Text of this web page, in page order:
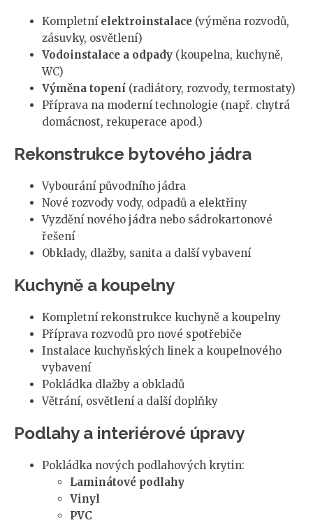
Kompletní elektroinstalace (výměna rozvodů,
zásuvky, osvětlení)
Vodoinstalace a odpady (koupelna, kuchyně,
WC)
Výměna topení (radiátory, rozvody, termostaty)
Příprava na moderní technologie (např. chytrá
domácnost, rekuperace apod.)
Rekonstrukce bytového jádra
Vybourání původního jádra
Nové rozvody vody, odpadů a elektřiny
Vyzdění nového jádra nebo sádrokartonové
řešení
Obklady, dlažby, sanita a další vybavení
Kuchyně a koupelny
Kompletní rekonstrukce kuchyně a koupelny
Příprava rozvodů pro nové spotřebiče
Instalace kuchyňských linek a koupelnového
vybavení
Pokládka dlažby a obkladů
Větrání, osvětlení a další doplňky
Podlahy a interiérové úpravy
Pokládka nových podlahových krytin:
Laminátové podlahy
Vinyl
PVC